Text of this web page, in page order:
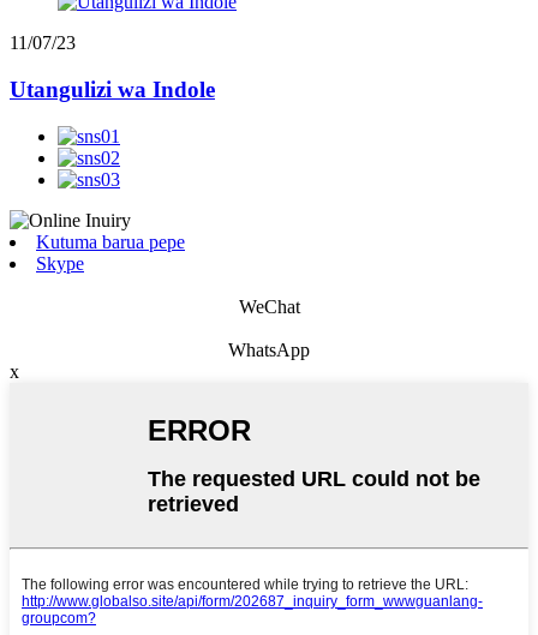
11/07/23
Utangulizi wa Indole
Kutuma barua pepe
Skype
WeChat
WhatsApp
x